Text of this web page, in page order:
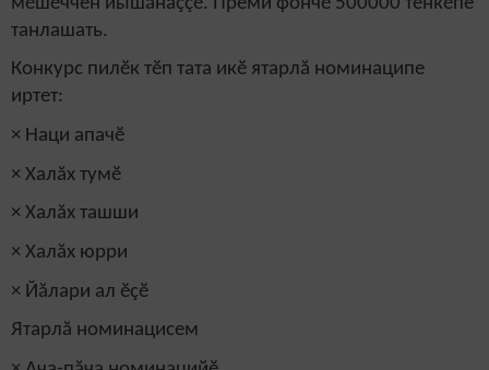
танлашать.
Конкурс пилӗк тӗп тата икӗ ятарлă номинаципе
иртет:
× Наци апачӗ
× Халăх тумӗ
× Халăх ташши
× Халăх юрри
× Йăлари ал ӗçӗ
Ятарлă номинацисем